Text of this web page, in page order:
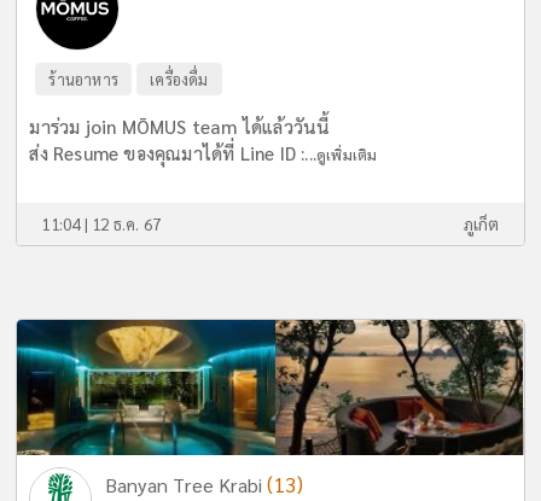
ร้านอาหาร เครื่องดื่ม
มาร่วม join MŌMUS team ได้แล้ววันนี้
ส่ง Resume ของคุณมาได้ที่ Line ID :...ดูเพิ่มเติม
11:04 | 12 ธ.ค. 67 ภูเก็ต
Banyan Tree Krabi(13)